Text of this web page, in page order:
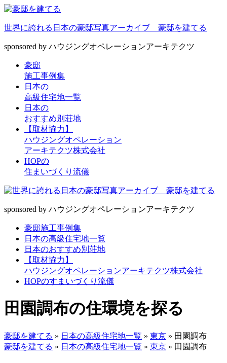
世界に誇れる日本の豪邸写真アーカイブ 豪邸を建てる
sponsored by ハウジングオペレーションアーキテクツ
豪邸
施工事例集
日本の
高級住宅地一覧
日本の
おすすめ別荘地
【取材協力】
ハウジングオペレーション
アーキテクツ株式会社
HOPの
住まいづくり流儀
sponsored by ハウジングオペレーションアーキテクツ
豪邸施工事例集
日本の高級住宅地一覧
日本のおすすめ別荘地
【取材協力】
ハウジングオペレーションアーキテクツ株式会社
HOPのすまいづくり流儀
田園調布の住環境を探る
豪邸を建てる » 日本の高級住宅地一覧 » 東京 » 田園調布
豪邸を建てる » 日本の高級住宅地一覧 » 東京 » 田園調布